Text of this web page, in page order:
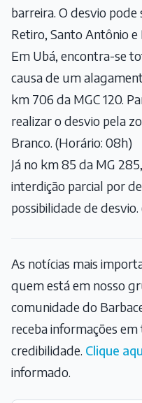
barreira. O desvio
Retiro, Santo Antônio
Em Ubá, encontra-se
causa de um
km 706 da MGC 120.
realizar o desvio pela
Branco. (Horário: 08h)
Já no km 85 da MG
interdição parcial por
possibilidade de
As notícias mais
quem está em nosso
comunidade do
receba informações
credibilidade. Clique
informado.